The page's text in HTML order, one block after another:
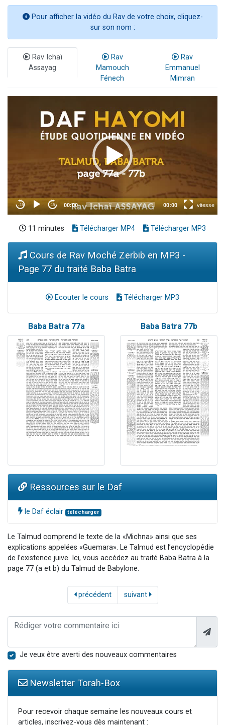
Pour afficher la vidéo du Rav de votre choix, cliquez-
sur son nom :
Rav Ichaï
Assayag
Rav
Mamouch
Fénech
Rav
Emmanuel
Mimran
11 minutes Télécharger MP4 Télécharger MP3
Cours de Rav Moché Zerbib en MP3 -
Page 77 du traité Baba Batra
Ecouter le cours Télécharger MP3
Baba Batra 77a Baba Batra 77b
Ressources sur le Daf
le Daf éclair télécharger
Le Talmud comprend le texte de la «Michna» ainsi que ses
explications appelées «Guemara». Le Talmud est l’encyclopédie
de l’existence juive. Ici, vous accédez au traité Baba Batra à la
page 77 (a et b) du Talmud de Babylone.
précédent suivant
Je veux être averti des nouveaux commentaires
Newsletter Torah-Box
Pour recevoir chaque semaine les nouveaux cours et
articles, inscrivez-vous dès maintenant :